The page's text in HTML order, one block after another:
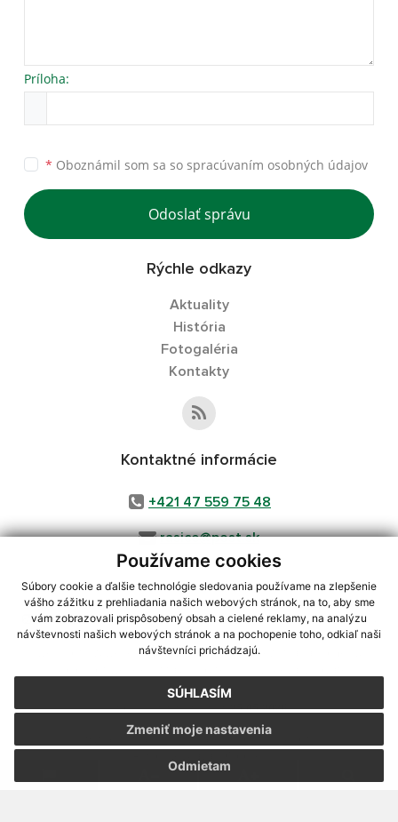
Používame cookies
Súbory cookie a ďalšie technológie sledovania používame na zlepšenie
vášho zážitku z prehliadania našich webových stránok, na to, aby sme
vám zobrazovali prispôsobený obsah a cielené reklamy, na analýzu
návštevnosti našich webových stránok a na pochopenie toho, odkiaľ naši
návštevníci prichádzajú.
SÚHLASÍM
Odmietam
Zmeniť moje nastavenia
Príloha:
* Oboznámil som sa so spracúvaním osobných údajov
Odoslať správu
Rýchle odkazy
Aktuality
História
Fotogaléria
Kontakty
Kontaktné informácie
+421 47 559 75 48
rasice@post.sk
využite možnosť získavania aktuálnych informácií s využitím RSS
CMS systém (redakčný) systém ECHELON 2,Mapa stránok,web portál
webex.digital, s.r.o.,domény,registrácia domény
Posledná aktualizácia:25.05.2026
Vytlačiť stránku|Vyhlásenie o prístupnosti